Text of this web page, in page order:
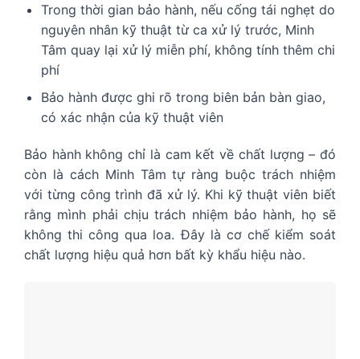
Trong thời gian bảo hành, nếu cống tái nghẹt do
nguyên nhân kỹ thuật từ ca xử lý trước, Minh
Tâm quay lại xử lý miễn phí, không tính thêm chi
phí
Bảo hành được ghi rõ trong biên bản bàn giao,
có xác nhận của kỹ thuật viên
Bảo hành không chỉ là cam kết về chất lượng – đó
còn là cách Minh Tâm tự ràng buộc trách nhiệm
với từng công trình đã xử lý. Khi kỹ thuật viên biết
rằng mình phải chịu trách nhiệm bảo hành, họ sẽ
không thi công qua loa. Đây là cơ chế kiểm soát
chất lượng hiệu quả hơn bất kỳ khẩu hiệu nào.